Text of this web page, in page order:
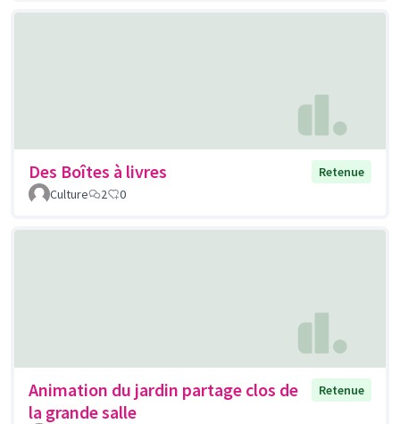
Des Boîtes à livres
Retenue
Culture
2 0
Animation du jardin partage clos de
la grande salle
Retenue